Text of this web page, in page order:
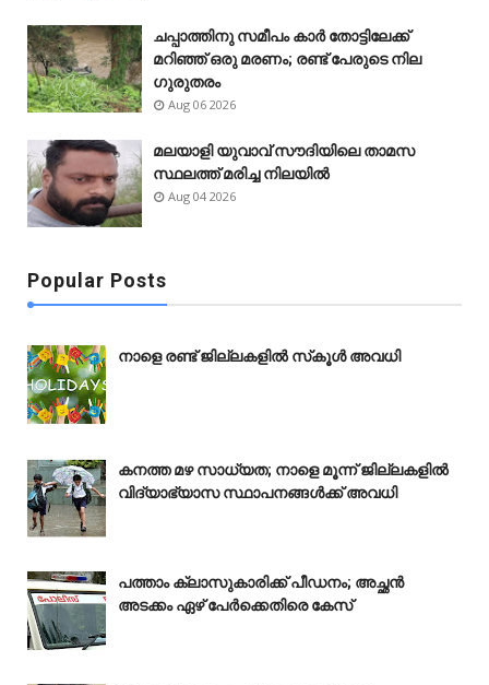
ചപ്പാത്തിനു സമീപം കാർ തോട്ടിലേക്ക്
മറിഞ്ഞ് ഒരു മരണം; രണ്ട് പേരുടെ നില
ഗുരുതരം
Aug 06 2026
മലയാളി യുവാവ് സൗദിയിലെ താമസ
സ്ഥലത്ത് മരിച്ച നിലയിൽ
Aug 04 2026
Popular Posts
നാളെ രണ്ട് ജില്ലകളിൽ സ്‌കൂൾ അവധി
കനത്ത മഴ സാധ്യത; നാളെ മൂന്ന് ജില്ലകളിൽ
വിദ്യാഭ്യാസ സ്ഥാപനങ്ങൾക്ക് അവധി
പത്താം ക്ലാസുകാരിക്ക് പീഡനം; അച്ഛൻ
അടക്കം ഏഴ് പേർക്കെതിരെ കേസ്